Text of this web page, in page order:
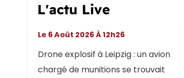
L'actu Live
Drone explosif à Leipzig : un avion
chargé de munitions se trouvait
Le 6 Août 2026 À 12h26